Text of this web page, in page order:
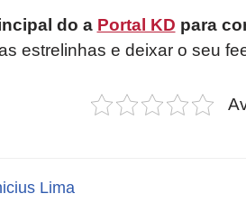
do a Portal KD para
estrelinhas e deixar o seu
Lima